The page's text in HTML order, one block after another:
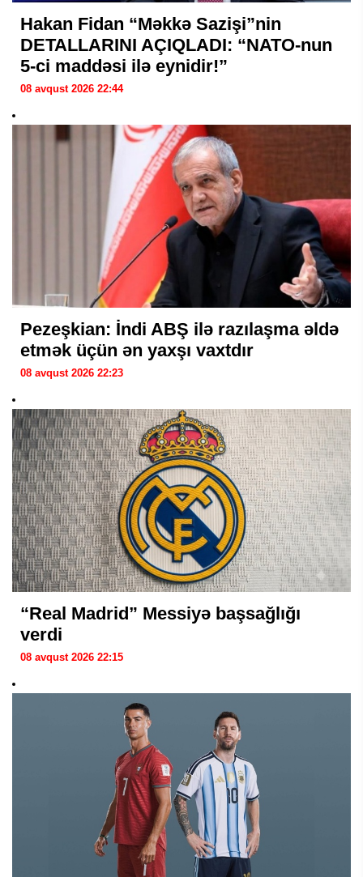
Hakan Fidan “Məkkə Sazişi”nin
DETALLARINI AÇIQLADI: “NATO-nun
5-ci maddəsi ilə eynidir!”
08 avqust 2026 22:44
Pezeşkian: İndi ABŞ ilə razılaşma əldə
etmək üçün ən yaxşı vaxtdır
08 avqust 2026 22:23
“Real Madrid” Messiyə başsağlığı
verdi
08 avqust 2026 22:15